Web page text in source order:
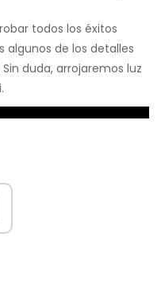
todos los éxitos
algunos de los detalles
duda, arrojaremos luz